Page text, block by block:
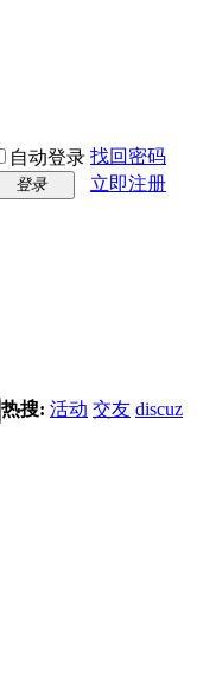
自动登录 找回密码
登录 立即注册
热搜: 活动 交友 discuz